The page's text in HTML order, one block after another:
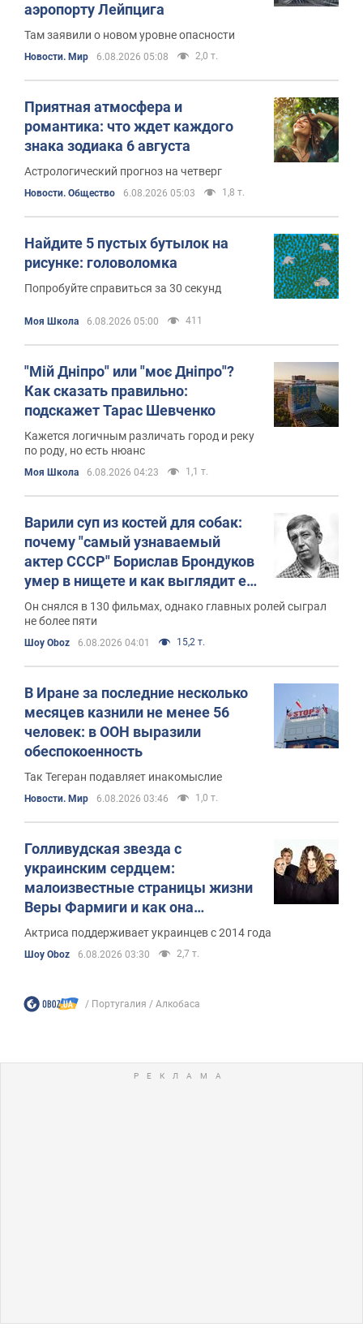
аэропорту Лейпцига
Там заявили о новом уровне опасности
Новости. Мир 6.08.2026 05:08 2,0 т.
Приятная атмосфера и
романтика: что ждет каждого
знака зодиака 6 августа
Астрологический прогноз на четверг
Новости. Общество 6.08.2026 05:03 1,8 т.
Найдите 5 пустых бутылок на
рисунке: головоломка
Попробуйте справиться за 30 секунд
Моя Школа 6.08.2026 05:00 411
"Мій Дніпро" или "моє Дніпро"?
Как сказать правильно:
подскажет Тарас Шевченко
Кажется логичным различать город и реку
по роду, но есть нюанс
Моя Школа 6.08.2026 04:23 1,1 т.
Варили суп из костей для собак:
почему "самый узнаваемый
актер СССР" Борислав Брондуков
умер в нищете и как выглядит его
скромная могила
Он снялся в 130 фильмах, однако главных ролей сыграл
не более пяти
Шоу Oboz 6.08.2026 04:01 15,2 т.
В Иране за последние несколько
месяцев казнили не менее 56
человек: в ООН выразили
обеспокоенность
Так Тегеран подавляет инакомыслие
Новости. Мир 6.08.2026 03:46 1,0 т.
Голливудская звезда с
украинским сердцем:
малоизвестные страницы жизни
Веры Фармиги и как она
заставляет американцев не
Актриса поддерживает украинцев с 2014 года
Шоу Oboz 6.08.2026 03:30 2,7 т.
Португалия Алкобаса